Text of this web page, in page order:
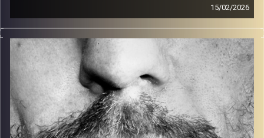
15/02/2026
זיפים, מוזיקה מחוספסת של הופעות חיות. הרבה ג'אם, רוק,
בלוז, bluegrass, ג'אז, Fאנק, פרוגרסיב ואפילו אלקטרוניקה.
כל מה שחי, אמיתי ונושם.
עם שמוליק רגב.
קרדיט תמונות: David Goehring